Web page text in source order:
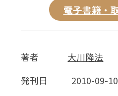
電子書籍・
著者
大川隆法
発刊日
2010-09-10